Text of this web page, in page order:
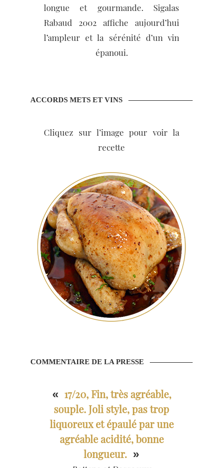
longue et gourmande. Sigalas
Rabaud 2002 affiche aujourd’hui
l’ampleur et la sérénité d’un vin
épanoui.
ACCORDS METS ET VINS
Cliquez sur l’image pour voir la
recette
COMMENTAIRE DE LA PRESSE
« 17/20, Fin, très agréable,
souple. Joli style, pas trop
liquoreux et épaulé par une
agréable acidité, bonne
longueur. »